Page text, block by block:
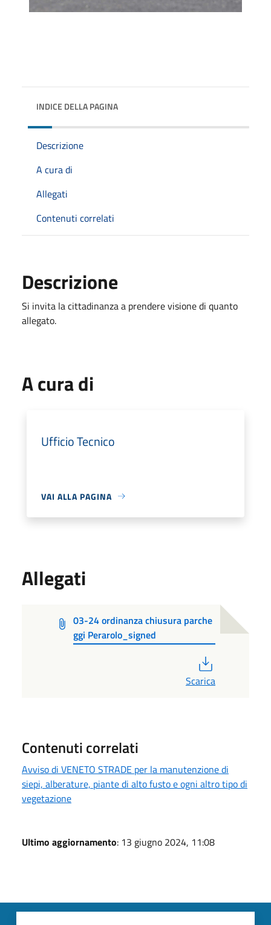
INDICE DELLA PAGINA
Descrizione
A cura di
Allegati
Contenuti correlati
Descrizione
Si invita la cittadinanza a prendere visione di quanto
allegato.
A cura di
Ufficio Tecnico
VAI ALLA PAGINA
Allegati
03-24 ordinanza chiusura parche
ggi Perarolo_signed
Scarica
Contenuti correlati
Avviso di VENETO STRADE per la manutenzione di
siepi, alberature, piante di alto fusto e ogni altro tipo di
vegetazione
Ultimo aggiornamento: 13 giugno 2024, 11:08